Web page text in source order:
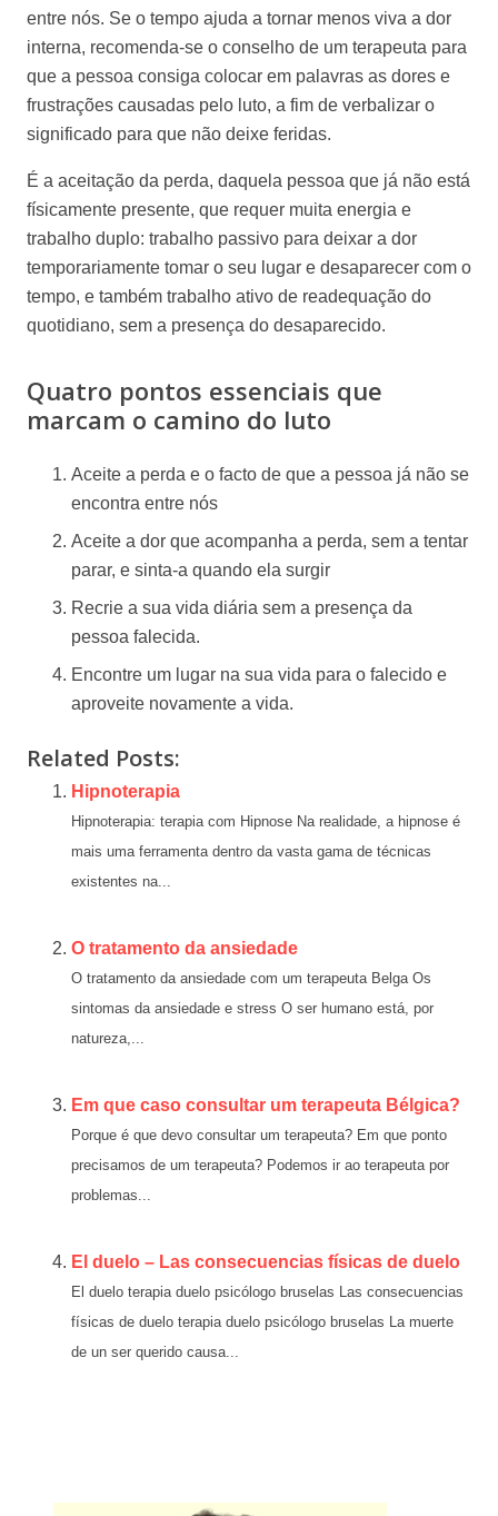
entre nós. Se o tempo ajuda a tornar menos viva a dor
interna, recomenda-se o conselho de um terapeuta para
que a pessoa consiga colocar em palavras as dores e
frustrações causadas pelo luto, a fim de verbalizar o
significado para que não deixe feridas.
É a aceitação da perda, daquela pessoa que já não está
físicamente presente, que requer muita energia e
trabalho duplo: trabalho passivo para deixar a dor
temporariamente tomar o seu lugar e desaparecer com o
tempo, e também trabalho ativo de readequação do
quotidiano, sem a presença do desaparecido.
Quatro pontos essenciais que
marcam o camino do luto
Aceite a perda e o facto de que a pessoa já não se
encontra entre nós
Aceite a dor que acompanha a perda, sem a tentar
parar, e sinta-a quando ela surgir
Recrie a sua vida diária sem a presença da
pessoa falecida.
Encontre um lugar na sua vida para o falecido e
aproveite novamente a vida.
Related Posts:
Hipnoterapia
Hipnoterapia: terapia com Hipnose Na realidade, a hipnose é
mais uma ferramenta dentro da vasta gama de técnicas
existentes na...
O tratamento da ansiedade
O tratamento da ansiedade com um terapeuta Belga Os
sintomas da ansiedade e stress O ser humano está, por
natureza,...
Em que caso consultar um terapeuta Bélgica?
Porque é que devo consultar um terapeuta? Em que ponto
precisamos de um terapeuta? Podemos ir ao terapeuta por
problemas...
El duelo – Las consecuencias físicas de duelo
El duelo terapia duelo psicólogo bruselas Las consecuencias
físicas de duelo terapia duelo psicólogo bruselas La muerte
de un ser querido causa...